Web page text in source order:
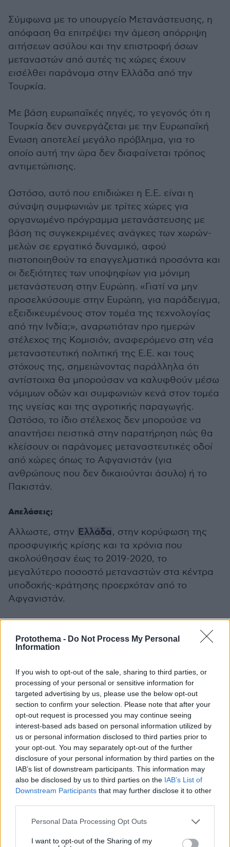
Protothema - Do Not Process My Personal
Information
If you wish to opt-out of the sale, sharing to third parties, or
processing of your personal or sensitive information for
targeted advertising by us, please use the below opt-out
section to confirm your selection. Please note that after your
opt-out request is processed you may continue seeing
interest-based ads based on personal information utilized by
us or personal information disclosed to third parties prior to
your opt-out. You may separately opt-out of the further
disclosure of your personal information by third parties on the
IAB’s list of downstream participants. This information may
also be disclosed by us to third parties on the IAB’s List of
Downstream Participants that may further disclose it to other
Please note that this website/app uses one or more Google
not limited to your visit or usage behaviour. You may click to
Personal Data Processing Opt Outs
I want to opt-out of the Sharing of my
Σύμφωνα με το υπουργείο Μετανάστευσης, η
απόφαση θα επιτρέψει την άμεση απόρριψη
αιτήσεων ασύλου και την επιστροφή όσων
μεταναστών από αυτές τις χώρες έχουν
εισέλθει παράνομα στην Ελλάδα από την
Τουρκία.
Με βάση ευρωπαϊκές πηγές, το γεγονός ότι η
Τουρκία δεν συνεργάζεται με την Ευρωπαϊκή
Ενωση αποτελεί μεγάλο πρόβλημα, για το
οποίο αυτή την ώρα δεν διαφαίνεται τρόπος
αντιμετώπισης.
Ωστόσο, αυτό που επιδιώκει η Ε.Ε. είναι η
σύναψη συμφωνιών με τρίτες χώρες για
οργανωμένο πρόγραμμα μετανάστευσης με
βάση τις συγκεκριμένες ανάγκες των χωρών-
μελών σε εργατικό δυναμικό, αφού
πιστοποιηθούν τα επαγγελματικά προσόντα και
οι δεξιότητες των υποψηφίων για μόνιμη
μετανάστευση στην Ευρώπη. «Γιατί να μην
προσελκύσουμε στην Ευρώπη, για παράδειγμα,
εξειδικευμένους στον τομέα της τεχνολογίας
από την Ινδία;», αναρωτιόταν προ ημερών
στέλεχος της Κομισιόν, αναφερόμενο στη νέα
μεταναστευτική πολιτική της Ε.Ε. και τους
στόχους της, σημειώνοντας παράλληλα ότι
αντίστοιχα θα μπορούσαν να καλυφθούν μέσω
νόμιμων οδών και συμφωνιών κενά στον τομέα
της υγείας και της αγροτικής παραγωγής.
Ωστόσο, το ίδιο στέλεχος δεν μπορούσε να
απαντήσει πειστικά στην παρατήρηση πώς θα
κλείσουν οι παράνομες μεταναστευτικές οδοί
από χώρες όπως το Αφγανιστάν (για
ανθρώπους που δεν δικαιούνται άσυλο) ή το
Πακιστάν.
Απελάσεις;
Αλλωστε, στην Ελλάδα, στην κορύφωση της
προσφυγικής κρίσης και τα χρόνια που
ακολούθησαν έως το 2019-2020, το
μεγαλύτερο ποσοστό μεταναστών στα κέντρα
υποδοχής-κράτησης προερχόταν από το
Αφγανιστάν.
εξίσωση για τη νόμιμη μετανάστευση είναι η
ασφάλεια και ο έλεγχος όσων θα τους δίνεται
στην Ευρώπη. Ηδη, πάντως, στο πλαίσιο της
νέας πολιτικής, η απέλαση είναι μονόδρομος
για όσους κρίνονται επικίνδυνοι για την
ασφάλεια των χωρών-μελών της Ε.Ε. Στο ίδιο
πλαίσιο, η Ε.Ε. κινείται στην κατεύθυνση να
υπάρχουν κοινές διαδικασίες για την απέλαση
παράνομων μεταναστών που δεν δικαιούνται
καθεστώς προστασίας, ενώ ηΚομισιόν
προτείνει παράλληλα οι δικαστικές αποφάσεις
κινηθεί νέα διαδικασία με το ίδιο αντικείμενο
σε άλλο κράτος-μέλος, αν στο μεταξύ το